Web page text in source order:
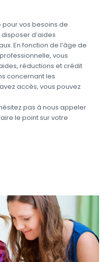
vos besoins de
d’aides
En fonction de l’âge de
vous
réductions et crédit
concernant les
accès, vous pouvez
pas à nous appeler
le point sur votre